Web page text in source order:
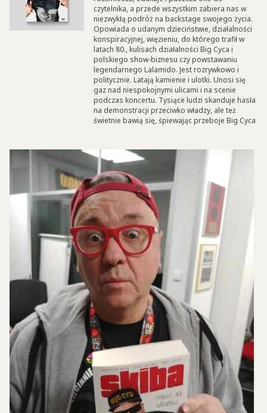
czytelnika, a przede wszystkim zabiera nas w
niezwykłą podróż na backstage swojego życia.
Opowiada o udanym dzieciństwie, działalności
konspiracyjnej, więzieniu, do którego trafił w
latach 80., kulisach działalności Big Cyca i
polskiego show-biznesu czy powstawaniu
legendarnego Lalamido. Jest rozrywkowo i
politycznie. Latają kamienie i ulotki. Unosi się
gaz nad niespokojnymi ulicami i na scenie
podczas koncertu. Tysiące ludzi skanduje hasła
na demonstracji przeciwko władzy, ale też
świetnie bawią się, śpiewając przeboje Big Cyca